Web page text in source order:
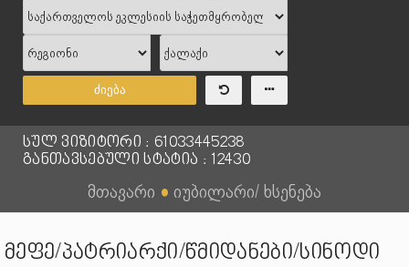
ძიება
სულ ვიზიტორი : 61033445238
განთავსებული სტატია : 12430
მთავარი ● იუბილარი/ ხსენება
მეფე/პატრიარქი/წმიდანები/სინოდი